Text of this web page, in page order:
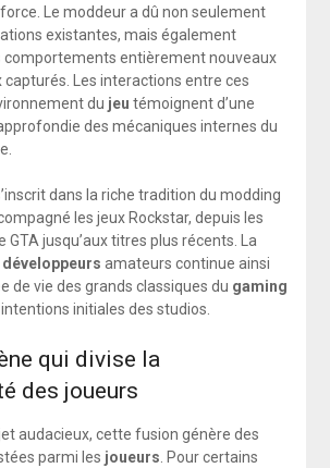
Le moddeur a dû non seulement
existantes, mais également
entièrement nouveaux
capturés. Les interactions entre ces
du jeu témoignent d’une
des mécaniques internes du
dans la riche tradition du modding
les jeux Rockstar, depuis les
GTA jusqu’aux titres plus récents. La
développeurs amateurs continue ainsi
de vie des grands classiques du gaming
initiales des studios.
qui divise la
des joueurs
audacieux, cette fusion génère des
parmi les joueurs. Pour certains